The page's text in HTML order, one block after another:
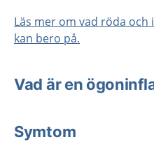
Läs mer om vad röda
kan bero på.
Vad är en
Symtom